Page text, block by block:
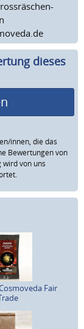
dieses
innen, die das
Bewertungen von
wird von uns
Fair